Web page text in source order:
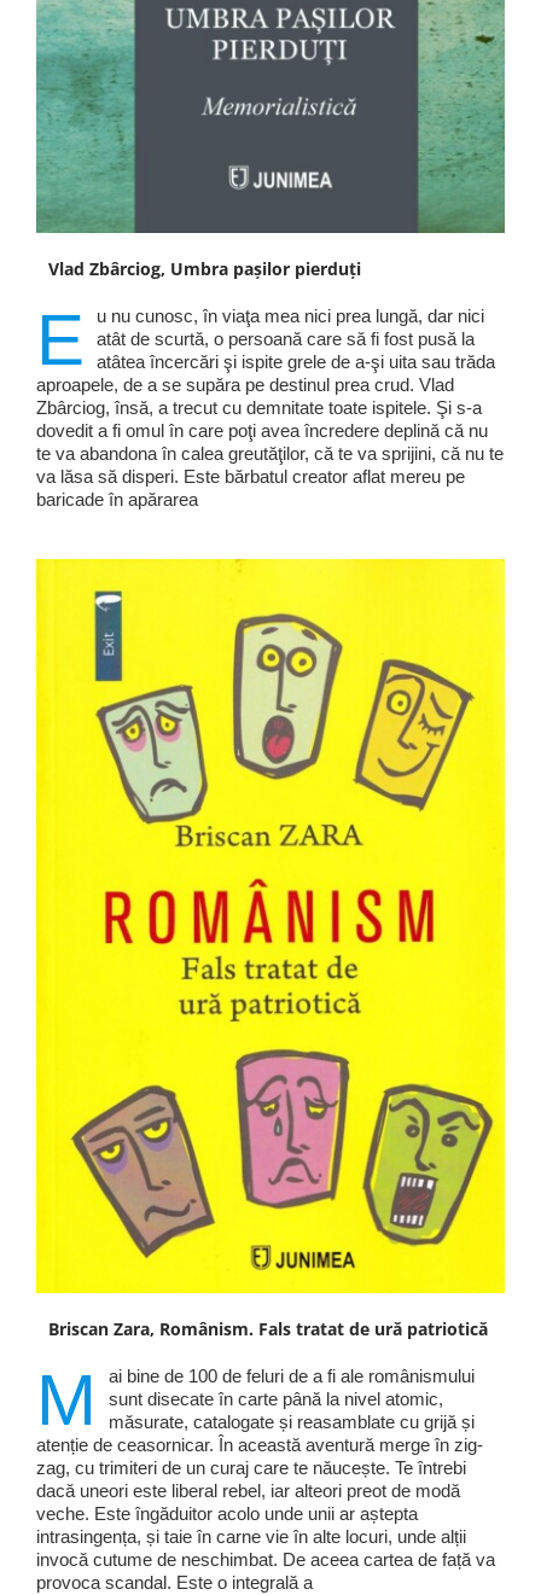
Vlad Zbârciog, Umbra pașilor pierduți
E
u nu cunosc, în viaţa mea nici prea lungă, dar nici
atât de scurtă, o persoană care să fi fost pusă la
atâtea încercări şi ispite grele de a-şi uita sau trăda
aproapele, de a se supăra pe destinul prea crud. Vlad
Zbârciog, însă, a trecut cu demnitate toate ispitele. Şi s-a
dovedit a fi omul în care poţi avea încredere deplină că nu
te va abandona în calea greutăţilor, că te va sprijini, că nu te
va lăsa să disperi. Este bărbatul creator aflat mereu pe
baricade în apărarea
Briscan Zara, Românism. Fals tratat de ură patriotică
M
ai bine de 100 de feluri de a fi ale românismului
sunt disecate în carte până la nivel atomic,
măsurate, catalogate și reasamblate cu grijă și
atenție de ceasornicar. În această aventură merge în zig-
zag, cu trimiteri de un curaj care te năucește. Te întrebi
dacă uneori este liberal rebel, iar alteori preot de modă
veche. Este îngăduitor acolo unde unii ar aștepta
intrasingența, și taie în carne vie în alte locuri, unde alții
invocă cutume de neschimbat. De aceea cartea de față va
provoca scandal. Este o integrală a